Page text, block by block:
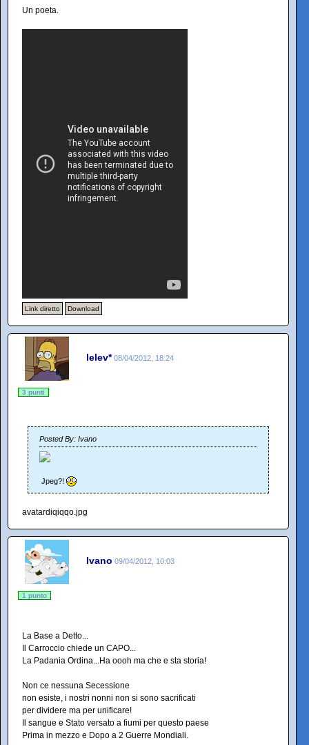
Un poeta.
Link diretto Download
lelev* 08/04/2012, 18:24
3 punti
Posted By: Ivano
Jpeg?!
avatardiqiqqo.jpg
Ivano 09/04/2012, 10:03
1 punto
La Base a Detto...
Il Carroccio chiede un CAPO...
La Padania Ordina...Ha oooh ma che e sta storia!
Non ce nessuna Secessione
non esiste, i nostri nonni non si sono sacrificati
per dividere ma per unificare!
Il sangue e Stato versato a fiumi per questo paese
Prima in mezzo e Dopo a 2 Guerre Mondiali.